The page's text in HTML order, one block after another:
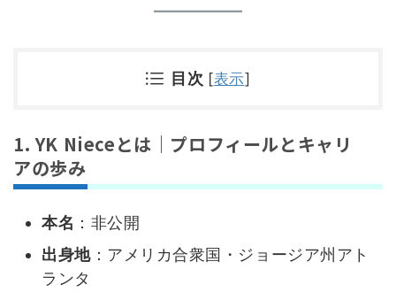
目次 [表示]
1. YK Nieceとは｜プロフィールとキャリ
アの歩み
本名 ：非公開
出身地：アメリカ合衆国・ジョージア州アト
ランタ